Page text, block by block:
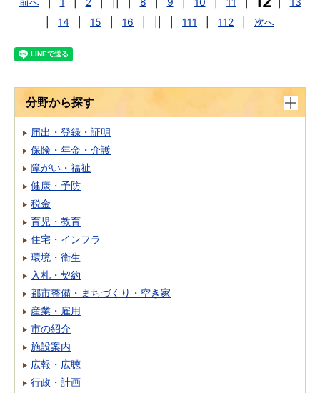
14 15 16 111 112 次へ
分野から探す
届出・登録・証明
保険・年金・介護
障がい・福祉
健康・予防
税金
育児・教育
住宅・インフラ
環境・衛生
入札・契約
都市整備・まちづくり・空き家
産業・雇用
市の紹介
施設案内
広報・広聴
行政・計画